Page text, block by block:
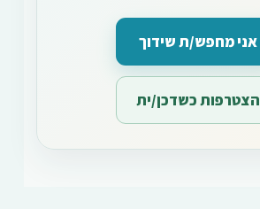
אני מחפש/ת שידוך
הצטרפות כשדכן/ית